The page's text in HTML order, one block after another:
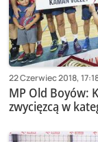
22 Czerwiec 2018,
MP Old Boyów:
zwycięzcą w